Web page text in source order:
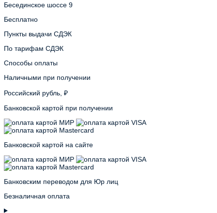
Бесединское шоссе 9
Бесплатно
Пункты выдачи СДЭК
По тарифам СДЭК
Способы оплаты
Наличными при получении
Российский рубль, ₽
Банковской картой при получении
Банковской картой на сайте
Банковским переводом для Юр лиц
Безналичная оплата